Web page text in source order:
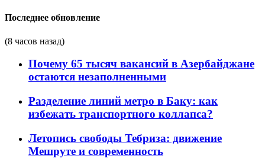
Последнее обновление
(8 часов назад)
Почему 65 тысяч вакансий в Азербайджане
остаются незаполненными
Разделение линий метро в Баку: как
избежать транспортного коллапса?
Летопись свободы Тебриза: движение
Мешруте и современность